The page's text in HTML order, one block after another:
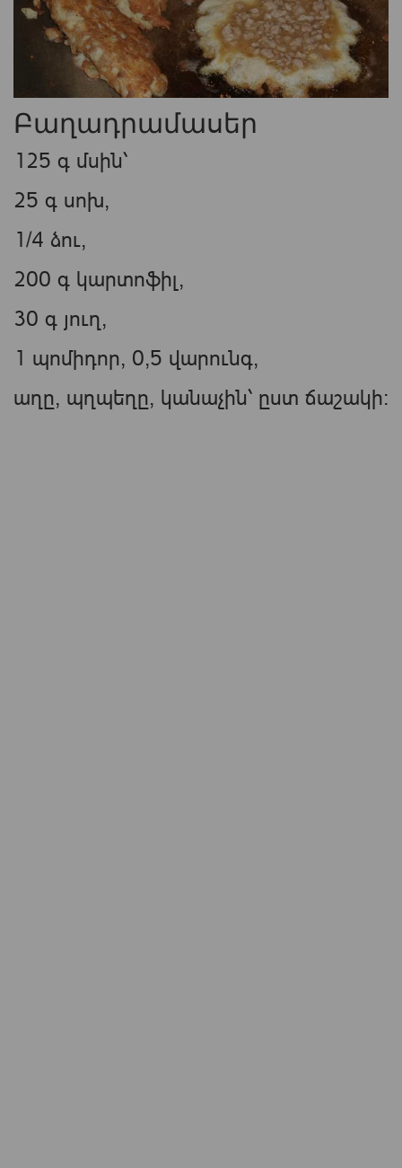
Բաղադրամասեր
125 գ մսին՝
25 գ սոխ,
1/4 ձու,
200 գ կարտոֆիլ,
30 գ յուղ,
1 պոմիդոր, 0,5 վարունգ,
աղը, պղպեղը, կանաչին՝ ըստ ճաշակի։